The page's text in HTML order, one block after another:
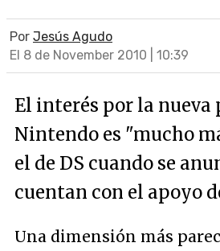
Por Jesús Agudo
El 8 de November 2010 | 10:39
El interés por la
Nintendo es "mucho
el de DS cuando se
cuentan con el apoyo
Una dimensión más